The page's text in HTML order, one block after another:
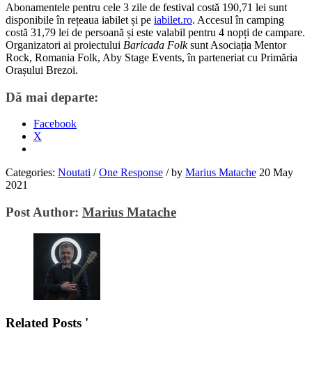
Abonamentele pentru cele 3 zile de festival costă 190,71 lei sunt
disponibile în rețeaua iabilet și pe iabilet.ro. Accesul în camping
costă 31,79 lei de persoană și este valabil pentru 4 nopți de campare.
Organizatori ai proiectului Baricada Folksunt Asociația Mentor
Rock, Romania Folk, Aby Stage Events, în parteneriat cu Primăria
Orașului Brezoi.
Dă mai departe:
Facebook
X
Categories: Noutati / One Response /by Marius Matache 20 May
2021
Post Author: Marius Matache
Related Posts '